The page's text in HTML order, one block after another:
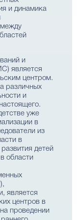
и динамика
между
и
является
центром.
различных
и
уже
в
из
в
детей
области
является
центров в
проведении